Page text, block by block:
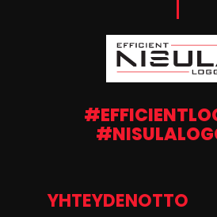
YHTEYDENOTTO